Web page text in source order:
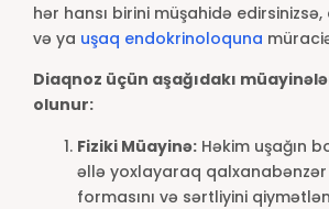
hər hansı birini müşahidə
və ya uşaq endokrinoloquna
Diaqnoz üçün aşağıdakı
olunur:
Fiziki Müayinə: Həkim uşağın
əllə yoxlayaraq qalxanabənzər
formasını və sərtliyini